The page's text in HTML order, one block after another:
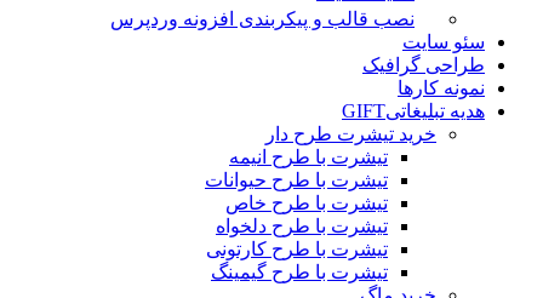
نصب قالب و پیکربندی افزونه وردپرس
سئو سایت
طراحی گرافیک
نمونه کارها
هدیه تبلیغاتیGIFT
خرید تیشرت طرح دار
تیشرت با طرح انیمه
تیشرت با طرح حیوانات
تیشرت با طرح خاص
تیشرت با طرح دلخواه
تیشرت با طرح کارتونی
تیشرت با طرح گیمینگ